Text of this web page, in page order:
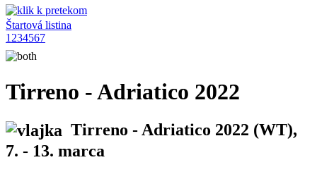
Štartová listina
1 234567
Tirreno - Adriatico 2022
Tirreno - Adriatico 2022 (WT),
7. - 13. marca